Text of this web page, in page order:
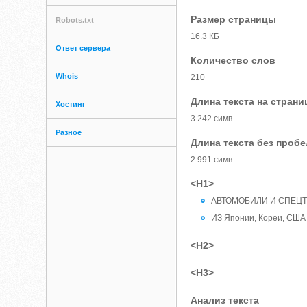
Robots.txt
Ответ сервера
Whois
Хостинг
Разное
Размер страницы
16.3 КБ
Количество слов
210
Длина текста на
3 242 симв.
Длина текста без
2 991 симв.
<H1>
АВТОМОБИЛИ И
ИЗ Японии, Кореи, США
<H2>
<H3>
Анализ текста